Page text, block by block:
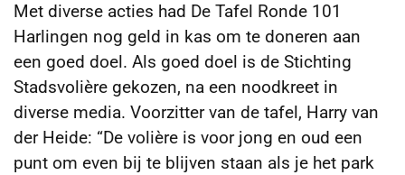
Met diverse acties had De Tafel Ronde 101
Harlingen nog geld in kas om te doneren aan
een goed doel. Als goed doel is de Stichting
Stadsvolière gekozen, na een noodkreet in
diverse media. Voorzitter van de tafel, Harry van
der Heide: “De volière is voor jong en oud een
punt om even bij te blijven staan als je het park